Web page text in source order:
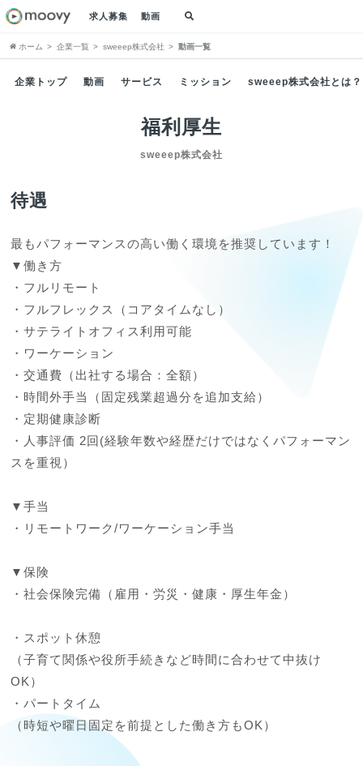
求人募集 動画
ホーム 企業一覧 sweeep株式会社 動画一覧
企業トップ 動画 サービス ミッション sweeep株式会社とは？
福利厚生
sweeep株式会社
待遇
最もパフォーマンスの高い働く環境を推奨しています！
▼働き方
・フルリモート
・フルフレックス（コアタイムなし）
・サテライトオフィス利用可能
・ワーケーション
・交通費（出社する場合：全額）
・時間外手当（固定残業超過分を追加支給）
・定期健康診断
・人事評価 2回(経験年数や経歴だけではなくパフォーマン
スを重視）
▼手当
・リモートワーク/ワーケーション手当
▼保険
・社会保険完備（雇用・労災・健康・厚生年金）
・スポット休憩
（子育て関係や役所手続きなど時間に合わせて中抜け
OK）
・パートタイム
（時短や曜日固定を前提とした働き方もOK）